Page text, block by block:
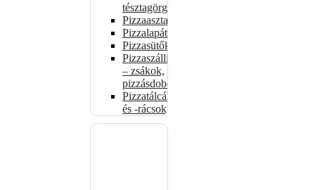
tésztagörgők
Pizzaasztalok
Pizzalapátok
Pizzasütők
Pizzaszállítás
– zsákok,
pizzásdobozok
Pizzatálcák
és -rácsok